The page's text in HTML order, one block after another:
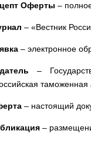
Оферты –
– «Вестник
– электронное
–
– настоящий
–